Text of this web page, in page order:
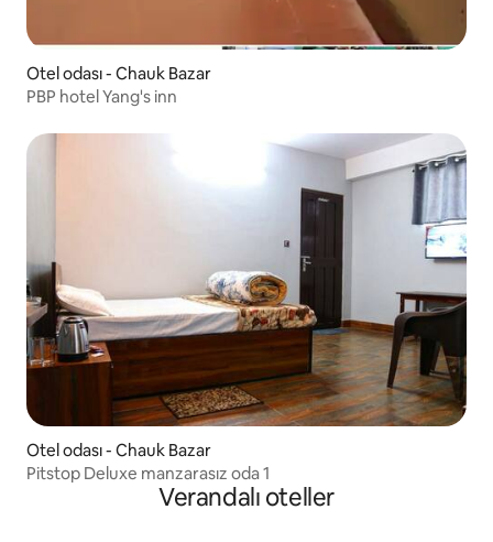
Otel odası - Chauk Bazar
PBP hotel Yang's inn
Otel odası - Chauk Bazar
Pitstop Deluxe manzarasız oda 1
Verandalı oteller